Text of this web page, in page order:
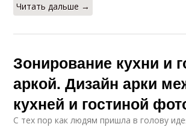
Читать дальше →
Зонирование кухни и
аркой. Дизайн арки
кухней и гостиной
С тех пор как людям пришла в голову